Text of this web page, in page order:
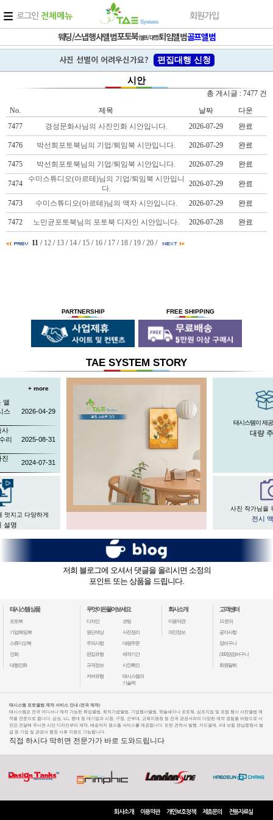
로그인 전체메뉴 회원가입
웨딩/스냅행사앨범포토북(셀프/대행)퇴임앨범골프앨범
사진 선별이 어려우신가요? 편집대행 신청
시안
총 게시글 : 7477 건
No.
제목 날짜
다운
7477
경성문화사님의 사진인화 시안입니다. 2026-07-29 완료
7476 박선희포토북님의 기업/퇴임북 시안입니다. 2026-07-29 완료
7475 박선희포토북님의 기업/퇴임북 시안입니다. 2026-07-29 완료
7474
수미스튜디오(아르테)님의 기업/퇴임북 시안입니
다.
2026-07-29 완료
7473 수미스튜디오(아르테)님의 액자 시안입니다. 2026-07-29 완료
7472 노민균포토북님의 포토북 디자인 시안입니다. 2026-07-28 완료
11 / 12 / 13 / 14 / 15 / 16 / 17 / 18 / 19 /20 /
PARTNERSHIP FREE SHIPPING
TAE SYSTEM STORY
+ more
앨
스
2026-04-29
사
리
2025-08-31
진
2024-07-31
태시스템이 제
대량
멋지고 다양하게
설명
사진 작가님을
전시
저희 블로그에 오셔서 댓글을 올리시면 소정의
포인트 또는 상품을 드립니다.
태시스템 상품
포토북
기업/퇴임북
스튜디오북
인화
대형인화
무엇이든물어보세요
디자인
원단색상
주의사항
편집유형
규격정보
커버유형
코팅
사진정리
대량주문
제작기간
시안확인
태시스템의
기술력
회사소개
이용약관
개인정보
고객센터
1:1 문의
공지사항
장바구니
(100장)장바구니
회원탈퇴
태시스템 포토앨범 제작 서비스 안내 (전국 제작)
태시스템은 전국 어디서나 제작 가능한 퇴임앨범, 퇴직기념앨범, 기업행사앨범, 학술세미나 포토북, 심포지엄 및 포럼 행사 사진앨범 제
작을 전문으로 합니다. 삼성, LG, 현대 등 대기업과 시청, 구청, 군부대, 교육지원청 등 전국 관공서와의 다양한 제작 경험을 바탕으로 사
진만 전달해 주시면 시안 디자인부터 제작, 배송까지 원스톱 서비스를 제공합니다. 또한 견적서 발행, 카드결제, 4대 보험 완납증명서 발
급 등 기업 및 관공서 행정 서류 지원도 가능합니다.
직접 하시다 막히면 전문가가 바로 도와드립니다
회사소개 이용약관 개인보호정책 제휴문의 전용자료실